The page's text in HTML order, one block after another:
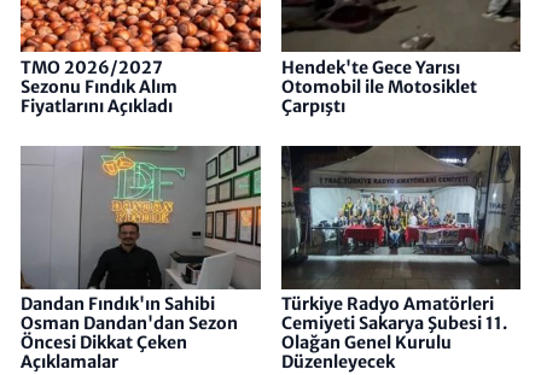
TMO 2026/2027
Sezonu Fındık Alım
Fiyatlarını Açıkladı
Hendek'te Gece Yarısı
Otomobil ile Motosiklet
Çarpıştı
Dandan Fındık'ın Sahibi
Osman Dandan'dan Sezon
Öncesi Dikkat Çeken
Açıklamalar
Türkiye Radyo Amatörleri
Cemiyeti​​​​​​​ Sakarya Şubesi 11.
Olağan Genel Kurulu
Düzenleyecek